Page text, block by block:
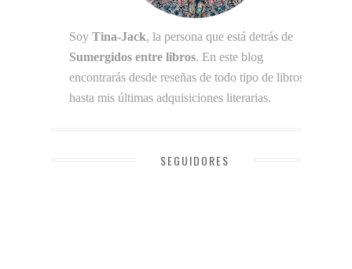
Soy Tina-Jack, la persona que está detrás de
Sumergidos entre libros. En este blog
encontrarás desde reseñas de todo tipo de libros
hasta mis últimas adquisiciones literarias.
SEGUIDORES